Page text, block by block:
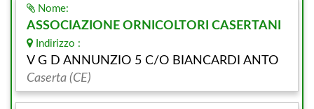
Nome:
ASSOCIAZIONE ORNICOLTORI CASERTANI
Indirizzo :
V G D ANNUNZIO 5 C/O BIANCARDI ANTO
Caserta (CE)